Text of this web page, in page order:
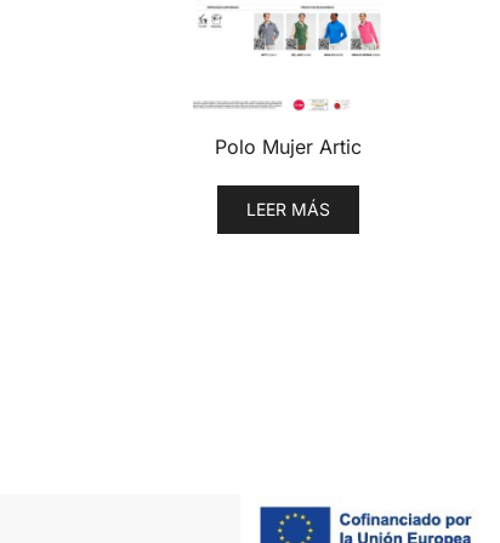
Polo Mujer Artic
LEER MÁS